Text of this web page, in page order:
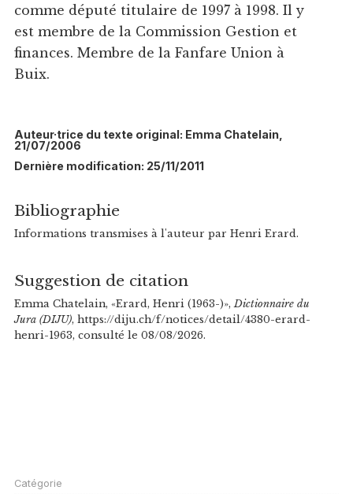
comme député titulaire de 1997 à 1998. Il y
est membre de la Commission Gestion et
finances. Membre de la Fanfare Union à
Buix.
Auteur·trice du texte original: Emma Chatelain,
21/07/2006
Dernière modification: 25/11/2011
Bibliographie
Informations transmises à l'auteur par Henri Erard.
Suggestion de citation
Emma Chatelain, «Erard, Henri (1963-)»,Dictionnaire du
Jura (DIJU), https://diju.ch/f/notices/detail/4380-erard-
henri-1963, consulté le 08/08/2026.
Catégorie